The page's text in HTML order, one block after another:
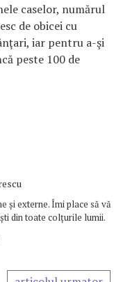
caselor, numărul
de obicei cu
iar pentru a-şi
peste 100 de
și externe. Îmi place să vă
din toate colțurile lumii.